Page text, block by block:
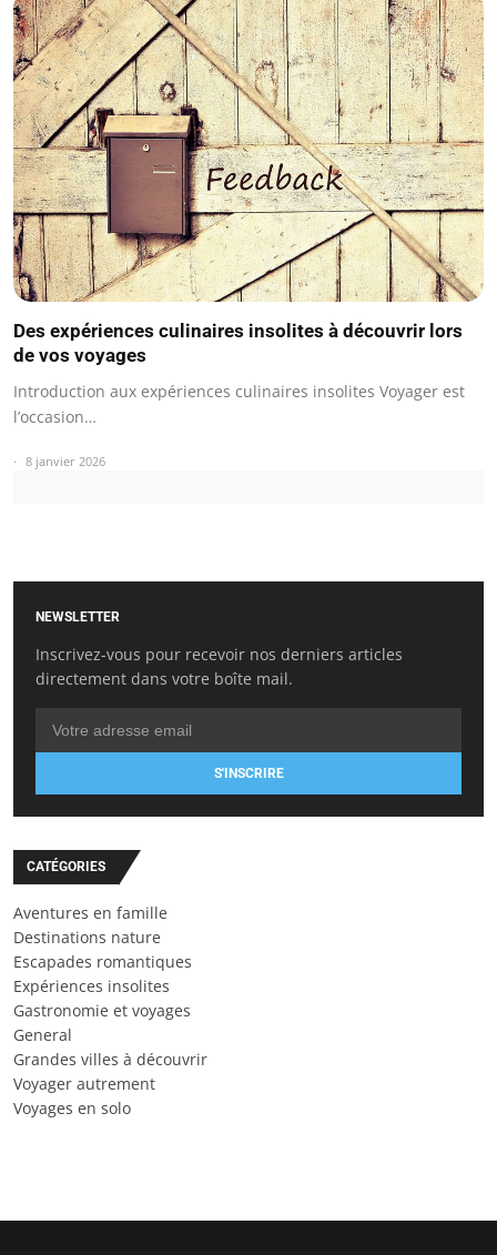
Des expériences culinaires insolites à découvrir lors
de vos voyages
Introduction aux expériences culinaires insolites Voyager est
l’occasion…
8 janvier 2026
NEWSLETTER
Inscrivez-vous pour recevoir nos derniers articles
directement dans votre boîte mail.
S'INSCRIRE
CATÉGORIES
Aventures en famille
Destinations nature
Escapades romantiques
Expériences insolites
Gastronomie et voyages
General
Grandes villes à découvrir
Voyager autrement
Voyages en solo